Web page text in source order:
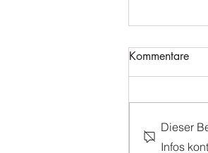
Kommentare
Dieser
Infos